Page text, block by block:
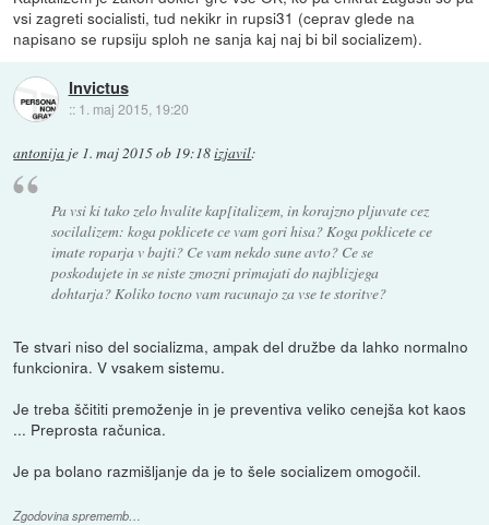
vsi zagreti socialisti, tud nekikr in rupsi31 (ceprav glede na
napisano se rupsiju sploh ne sanja kaj naj bi bil socializem).
Invictus
:: 1. maj 2015, 19:20
antonija je 1. maj 2015 ob 19:18izjavil:
Pa vsi ki tako zelo hvalite kap[italizem, in korajzno pljuvate cez
socilalizem: koga poklicete ce vam gori hisa? Koga poklicete ce
imate roparja v bajti? Ce vam nekdo sune avto? Ce se
poskodujete in se niste zmozni primajati do najblizjega
dohtarja? Koliko tocno vam racunajo za vse te storitve?
Te stvari niso del socializma, ampak del družbe da lahko normalno
funkcionira. V vsakem sistemu.
Je treba ščititi premoženje in je preventiva veliko cenejša kot kaos
... Preprosta računica.
Je pa bolano razmišljanje da je to šele socializem omogočil.
Zgodovina sprememb…